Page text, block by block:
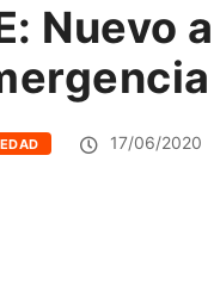
Nuevo
17/06/2020